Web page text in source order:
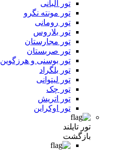
تور آلبانی
تور مونته نگرو
تور رومانی
تور بلاروس
تور مجارستان
تور صربستان
تور بوسنی و هرزگوین
تور بلگراد
تور لیتوانی
تور چک
تور اتریش
تور اوکراین
تور تایلند
بازگشت